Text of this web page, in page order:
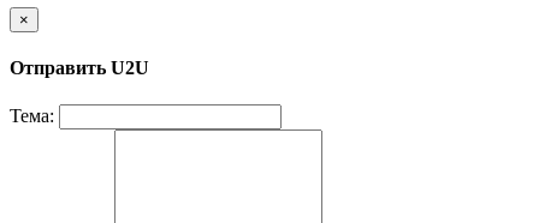
×
Отправить U2U
Тема: